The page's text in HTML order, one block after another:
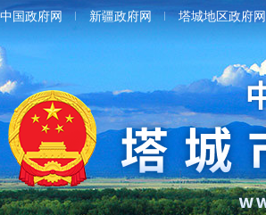
中国政府网 新疆政府网 塔城地区政府网